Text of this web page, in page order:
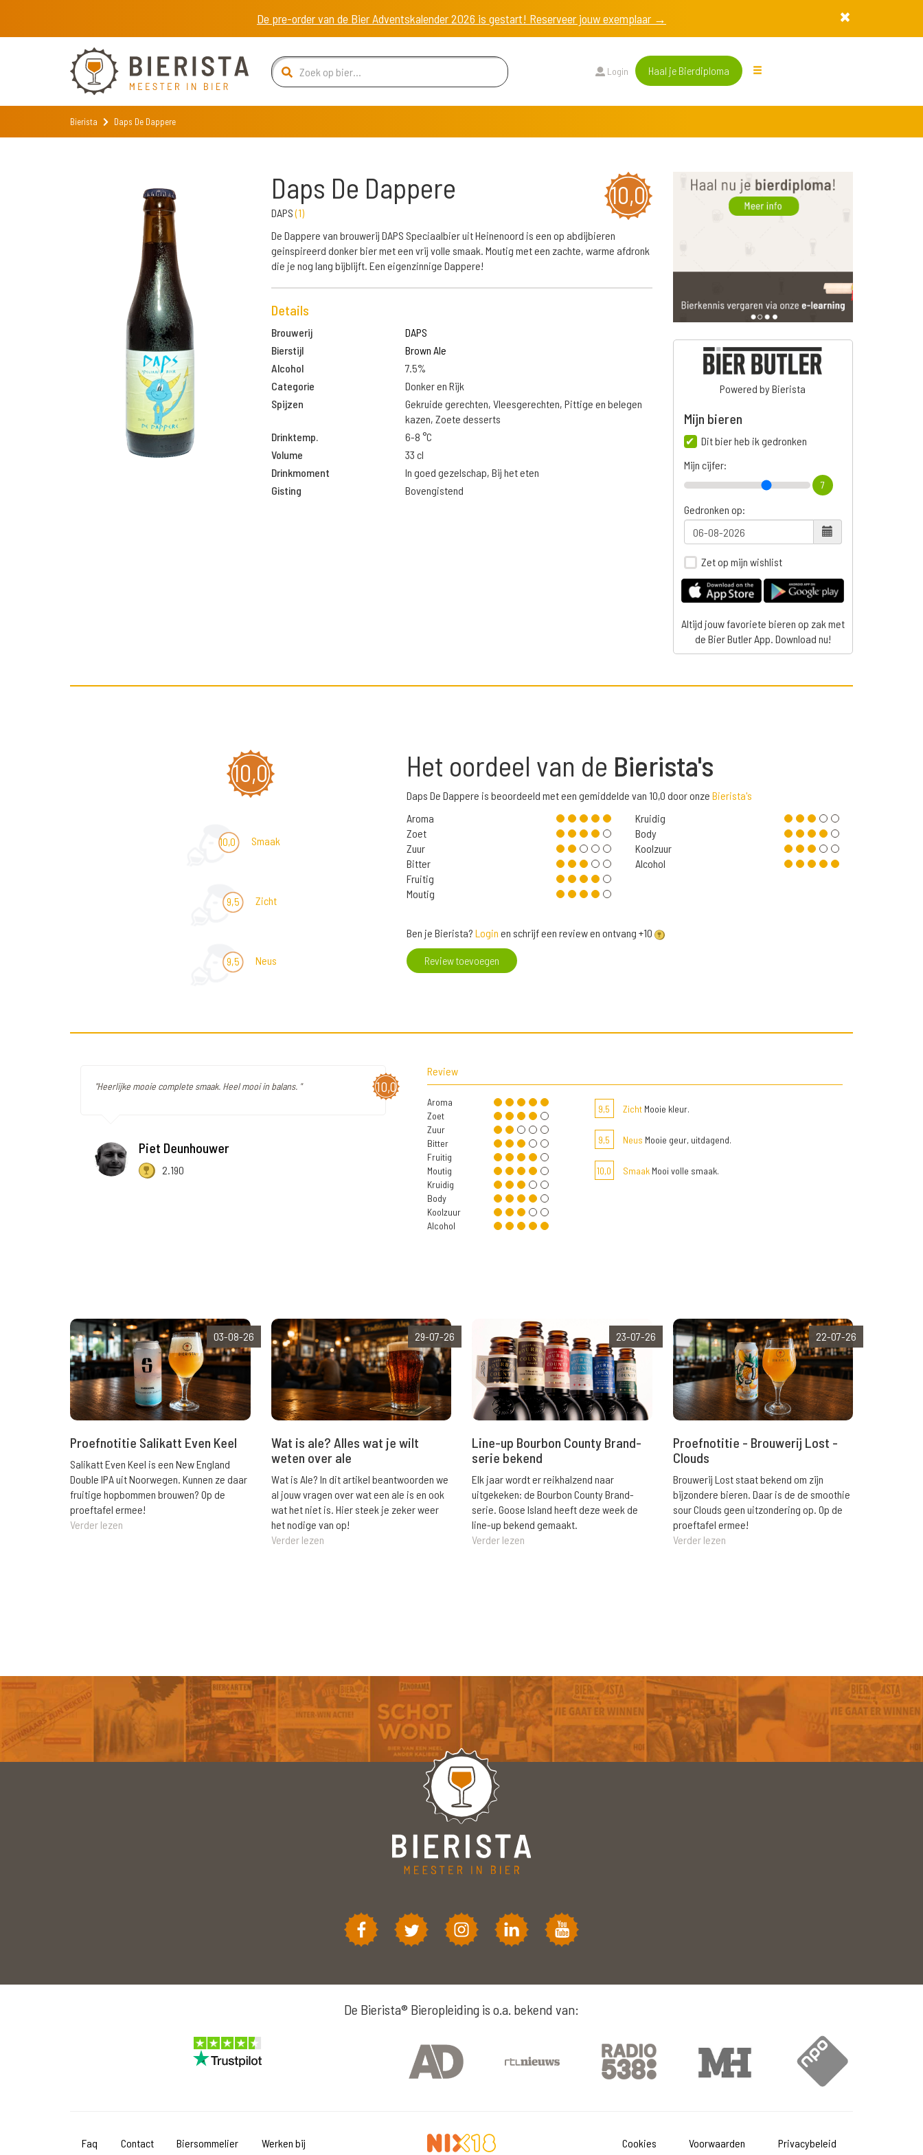
De pre-order van de Bier Adventskalender 2026 is gestart! Reserveer jouw exemplaar →
Login Haal je Bierdiploma
Bierista Daps De Dappere
10,0
Daps De Dappere
DAPS(1)
De Dappere van brouwerij DAPS Speciaalbier uit Heinenoord is een op abdijbieren
geinspireerd donker bier met een vrij volle smaak. Moutig met een zachte, warme afdronk
die je nog lang bijblijft. Een eigenzinnige Dappere!
Details
Brouwerij
DAPS
Bierstijl
Brown Ale
Alcohol
7.5%
Categorie
Donker en Rijk
Spijzen
Gekruide gerechten, Vleesgerechten, Pittige en belegen
kazen, Zoete desserts
Drinktemp.
6-8 °C
Volume
33 cl
Drinkmoment
In goed gezelschap, Bij het eten
Gisting
Bovengistend
Powered by Bierista
Mijn bieren
Dit bier heb ik gedronken
Mijn cijfer:
7
Gedronken op:
Zet op mijn wishlist
Altijd jouw favoriete bieren op zak met
de Bier Butler App. Download nu!
10,0
10,0 Smaak
9,5 Zicht
9,5 Neus
Het oordeel van de Bierista's
Daps De Dappere is beoordeeld met een gemiddelde van 10,0 door onze Bierista's
Aroma
Zoet
Zuur
Bitter
Fruitig
Moutig
Kruidig
Body
Koolzuur
Alcohol
Ben je Bierista? Login en schrijf een review en ontvang +10
Review toevoegen
10,0
"Heerlijke mooie complete smaak. Heel mooi in balans. "
Piet Deunhouwer
2.190
Review
Aroma
Zoet
Zuur
Bitter
Fruitig
Moutig
Kruidig
Body
Koolzuur
Alcohol
9,5 ZichtMooie kleur.
9,5 Neus Mooie geur, uitdagend.
10,0 SmaakMooi volle smaak.
03-08-26
Proefnotitie Salikatt Even Keel
Salikatt Even Keel is een New England
Double IPA uit Noorwegen. Kunnen ze daar
fruitige hopbommen brouwen? Op de
proeftafel ermee!
Verder lezen
29-07-26
Wat is ale? Alles wat je wilt
weten over ale
Wat is Ale? In dit artikel beantwoorden we
al jouw vragen over wat een ale is en ook
wat het niet is. Hier steek je zeker weer
het nodige van op!
Verder lezen
23-07-26
Line-up Bourbon County Brand-
serie bekend
Elk jaar wordt er reikhalzend naar
uitgekeken: de Bourbon County Brand-
serie. Goose Island heeft deze week de
line-up bekend gemaakt.
Verder lezen
22-07-26
Proefnotitie - Brouwerij Lost -
Clouds
Brouwerij Lost staat bekend om zijn
bijzondere bieren. Daar is de de smoothie
sour Clouds geen uitzondering op. Op de
proeftafel ermee!
Verder lezen
De Bierista® Bieropleiding is o.a. bekend van:
Faq Contact Biersommelier Werken bij Cookies Voorwaarden Privacybeleid